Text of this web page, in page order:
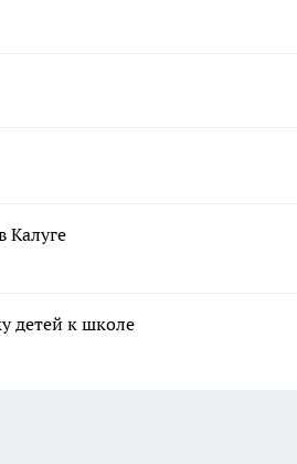
Калуге
детей к школе